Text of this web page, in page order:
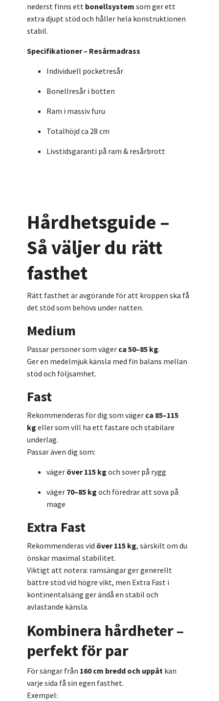
nederst finns ett bonellsystem som ger ett
extra djupt stöd och håller hela konstruktionen
stabil.
Specifikationer – Resårmadrass
Individuell pocketresår
Bonellresår i botten
Ram i massiv furu
Totalhöjd ca 28 cm
Livstidsgaranti på ram & resårbrott
Hårdhetsguide –
Så väljer du rätt
fasthet
Rätt fasthet är avgörande för att kroppen ska få
det stöd som behövs under natten.
Medium
Passar personer som väger ca 50–85 kg.
Ger en medelmjuk känsla med fin balans mellan
stöd och följsamhet.
Fast
Rekommenderas för dig som väger ca 85–115
kg eller som vill ha ett fastare och stabilare
underlag.
Passar även dig som:
väger över 115 kg och sover på rygg
väger 70–85 kg och föredrar att sova på
mage
Extra Fast
Rekommenderas vid över 115 kg, särskilt om du
önskar maximal stabilitet.
Viktigt att notera: ramsängar ger generellt
bättre stöd vid högre vikt, men Extra Fast i
kontinentalsäng ger ändå en stabil och
avlastande känsla.
Kombinera hårdheter –
perfekt för par
För sängar från 160 cm bredd och uppåt kan
varje sida få sin egen fasthet.
Exempel: